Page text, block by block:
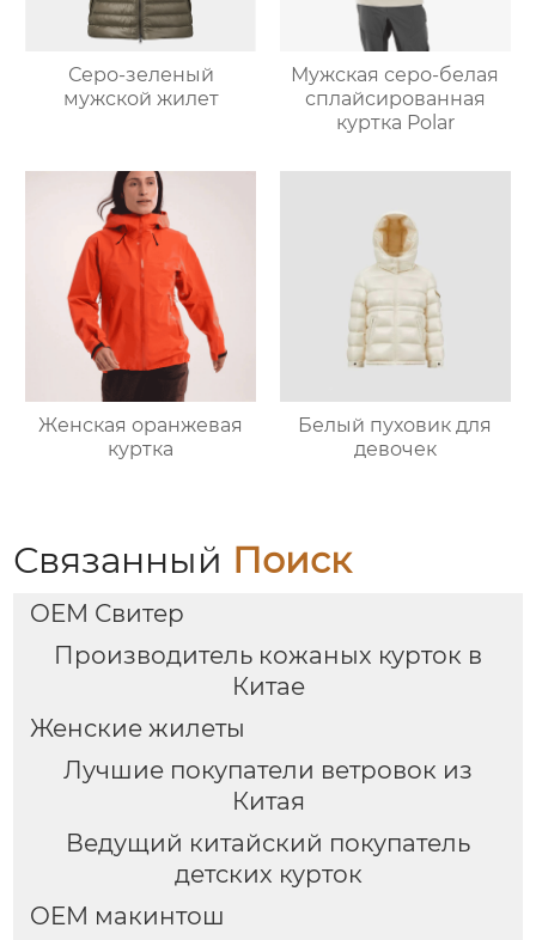
Серо-зеленый
мужской жилет
Мужская серо-белая
сплайсированная
куртка Polar
Женская оранжевая
куртка
Белый пуховик для
девочек
Связанный Поиск
OEM Свитер
Производитель кожаных курток в
Китае
Женские жилеты
Лучшие покупатели ветровок из
Китая
Ведущий китайский покупатель
детских курток
OEM макинтош